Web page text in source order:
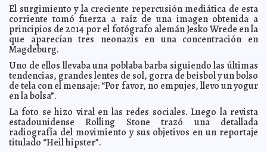
2016-06-14 09:03:24 Apple permitirá borrar apps oficiales Carmen Alicia Briceño
Sánchez
2016-06-14 08:58:25 Morena critica la transparencia en Campeche Carmen
Alicia Briceño Sánchez
2016-06-14 08:55:41
Jorge Armando León Borges
2016-06-14 08:49:59 Mexicanos se preocupan por la educación de sus hijos
Claudia Sofía Gómez Infante
2016-06-14 08:45:48
Infante
2016-06-14 08:33:16 Platanito acusa a Marcos Valdés de acoso sexual Claudia
Sofía Gómez Infante
Dos guerrerenses murieron en la masacre de Orlando
El surgimiento y la creciente repercusión mediática de esta
corriente tomó fuerza a raíz de una imagen obtenida a
principios de 2014 por el fotógrafo alemán Jesko Wrede en la
que aparecían tres neonazis en una concentración en
Magdeburg.
Uno de ellos llevaba una poblaba barba siguiendo las últimas
tendencias, grandes lentes de sol, gorra de beisbol y un bolso
de tela con el mensaje: “Por favor, no empujes, llevo un yogur
en la bolsa”.
La foto se hizo viral en las redes sociales. Luego la revista
estadounidense Rolling Stone trazó una detallada
radiografía del movimiento y sus objetivos en un reportaje
titulado “Heil hipster”.